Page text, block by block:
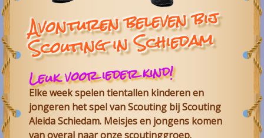
Avonturen beleven bij
Scouting in Schiedam
Leuk voor ieder kind!
Elke week spelen tientallen kinderen en
jongeren het spel vanScouting bijScouting
Aleida Schiedam. Meisjes en jongens komen
van overal naar onzescoutinggroep.